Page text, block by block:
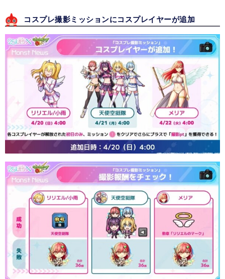
コスプレ撮影ミッションにコスプレイヤーが追加